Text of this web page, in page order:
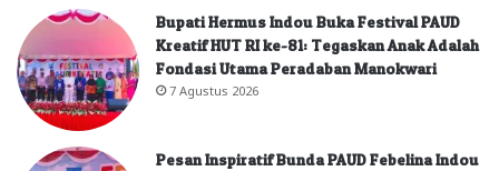
Bupati Hermus Indou Buka Festival PAUD
Kreatif HUT RI ke-81: Tegaskan Anak Adalah
Fondasi Utama Peradaban Manokwari
7 Agustus 2026
Pesan Inspiratif Bunda PAUD Febelina Indou